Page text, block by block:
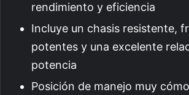
rendimiento y eficiencia
Incluye un chasis resistente,
potentes y una excelente
potencia
Posición de manejo muy